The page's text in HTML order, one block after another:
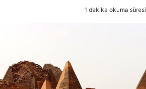
1 dakika okuma süresi